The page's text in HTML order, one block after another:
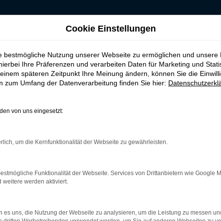
finanzieren |
Fiat in Essen
hat, erhält bei Budde Automobile die perfekte Beratung.
Qualität der Fahrzeuge dieses Herstellers überzeugt und
Wer in Essen lebt, hat es nicht weit zu uns. Auf einem
Werkstattfläche mit mehrere Hebebühnen als auch
Cookie Einstellungen
bestmögliche Nutzung unserer Webseite zu ermöglichen und unsere
Ihre Präferenzen und verarbeiten Daten für Marketing und
späteren Zeitpunkt Ihre Meinung ändern, können Sie die
zum Umfang der Datenverarbeitung finden Sie hier:
von uns eingesetzt:
um die Kernfunktionalität der Webseite zu gewährleisten.
Funktionalität der Webseite. Services von Drittanbietern wie Google
weitere werden aktiviert.
es uns, die Nutzung der Webseite zu analysieren, um die Leistung zu messen